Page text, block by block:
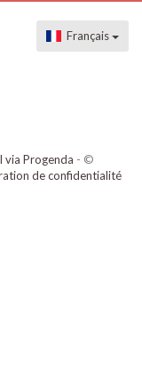
Français
via Progenda - ©
de confidentialité